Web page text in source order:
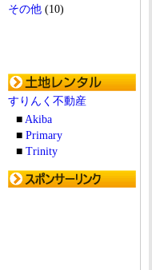
その他 (10)
すりんく不動産
■ Akiba
■ Primary
■ Trinity